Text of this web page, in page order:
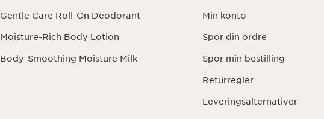
Gentle Care Roll-On Deodorant
Moisture-Rich Body Lotion
Body-Smoothing Moisture Milk
Min konto
Spor din ordre
Spor min bestilling
Returregler
Leveringsalternativer